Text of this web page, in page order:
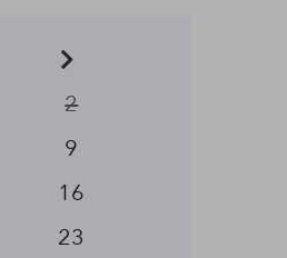
2
9
16
23